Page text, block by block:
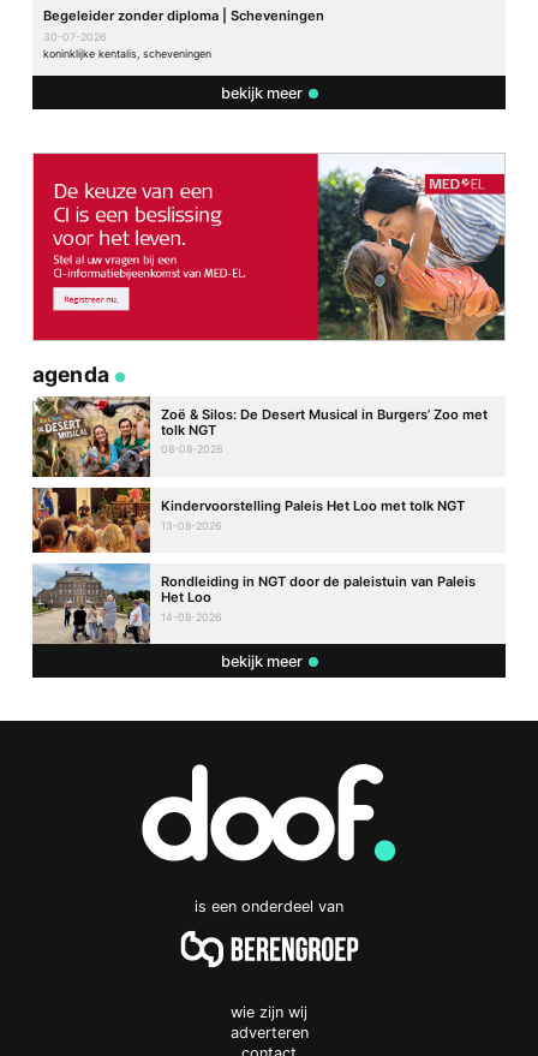
Begeleider zonder diploma | Scheveningen
30-07-2026
koninklijke kentalis, scheveningen
bekijk meer
agenda
Zoë & Silos: De Desert Musical in Burgers’ Zoo met
tolk NGT
08-08-2026
Kindervoorstelling Paleis Het Loo met tolk NGT
13-08-2026
Rondleiding in NGT door de paleistuin van Paleis
Het Loo
14-08-2026
bekijk meer
is een onderdeel van
wie zijn wij
adverteren